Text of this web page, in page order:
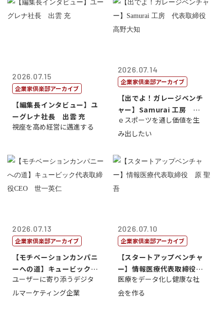
2026.07.15
企業家倶楽部アーカイブ
【編集長インタビュー】ユ
ーグレナ社長 出雲 充
視座を高め経営に邁進する
2026.07.14
企業家倶楽部アーカイブ
【出でよ！ガレージベンチ
ャー】Samurai 工房 代
表取締...
ｅスポーツを通し価値を生
み出したい
2026.07.13
企業家倶楽部アーカイブ
【モチベーションカンパニ
ーへの道】キュービック代
表取締役CE...
ユーザーに寄り添うデジタ
ルマーケティング企業
2026.07.10
企業家倶楽部アーカイブ
【スタートアップベンチャ
ー】情報医療代表取締役
原 聖吾
医療をデータ化し健康な社
会を作る